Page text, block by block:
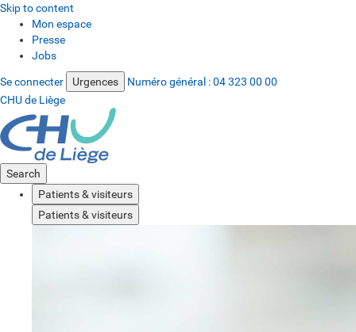
Skip to content
Mon espace
Presse
Jobs
Se connecter Urgences Numéro général :04 323 00 00
CHU de Liège
Search
Patients & visiteurs
Patients & visiteurs